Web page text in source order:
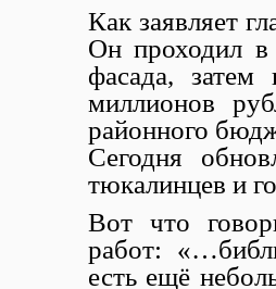
Как заявляет
Он проходил в
фасада,
миллионов
районного
Сегодня
тюкалинцев и
Вот что
работ:
есть ещё